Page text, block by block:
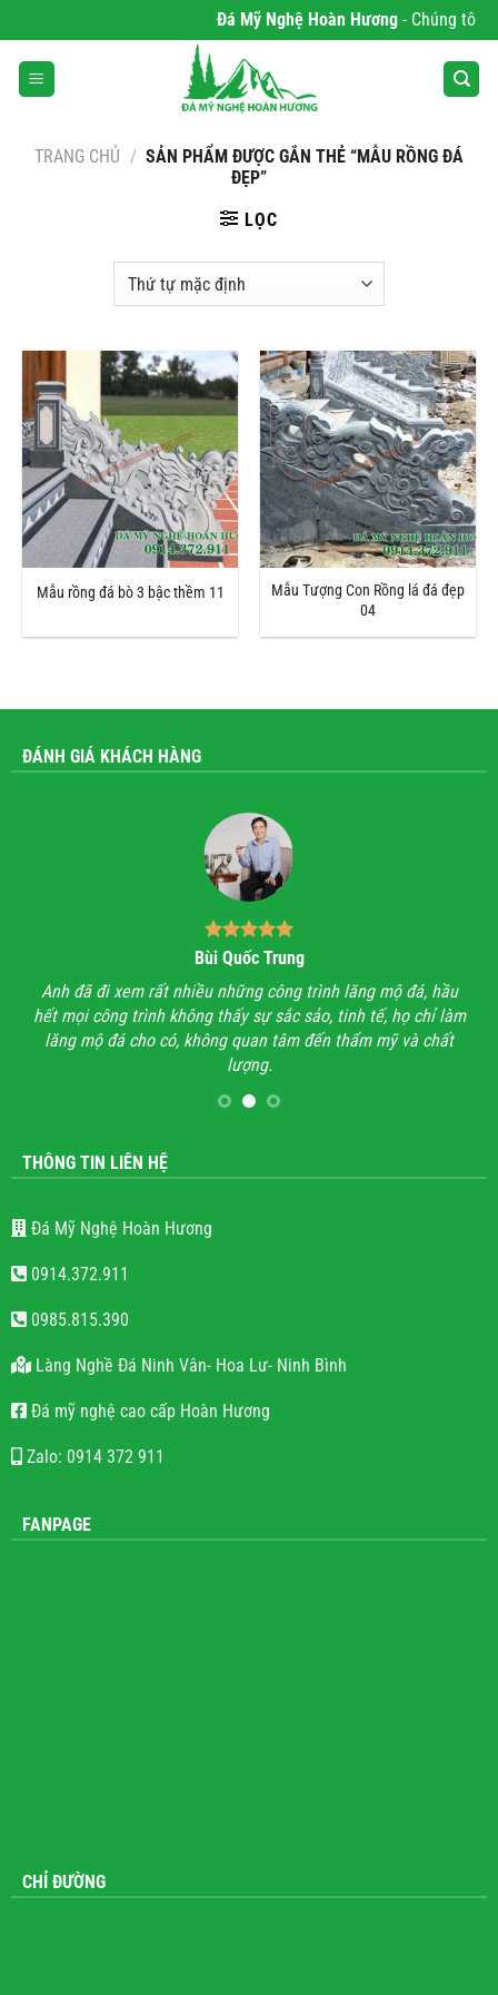
qua
nội
dung
Đá Mỹ Nghệ Hoàn Hương- Chúng tôi
TRANG CHỦ / SẢN PHẨM ĐƯỢC GẮN THẺ “MẪU RỒNG ĐÁ
ĐẸP”
LỌC
Mẫu rồng đá bò 3 bậc thềm 11
Mẫu Tượng Con Rồng lá đá đẹp
04
ĐÁNH GIÁ KHÁCH HÀNG
Bùi Quốc Trung
Anh đã đi xem rất nhiều những công trình lăng mộ đá, hầu
hết mọi công trình không thấy sự sắc sảo, tinh tế, họ chỉ làm
lăng mộ đá cho có, không quan tâm đến thẩm mỹ và chất
lượng.
THÔNG TIN LIÊN HỆ
Đá Mỹ Nghệ Hoàn Hương
0914.372.911
0985.815.390
Làng Nghề Đá Ninh Vân- Hoa Lư- Ninh Bình
Đá mỹ nghệ cao cấp Hoàn Hương
Zalo: 0914 372 911
FANPAGE
CHỈ ĐƯỜNG